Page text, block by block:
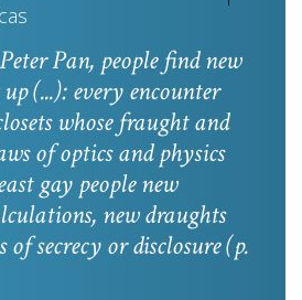
Peter Pan, people find new
(...): every encounter
whose fraught and
of optics and physics
gay people new
new draughts
secrecy or disclosure(p.